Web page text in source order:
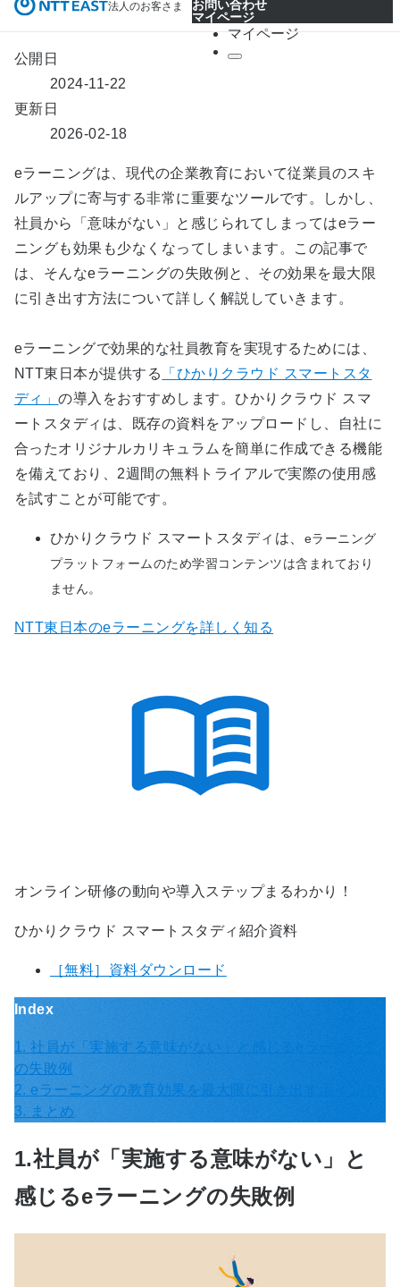
公開日
2024-11-22
更新日
2026-02-18
eラーニングは、現代の企業教育において従業員のスキ
ルアップに寄与する非常に重要なツールです。しかし、
社員から「意味がない」と感じられてしまってはeラー
ニングも効果も少なくなってしまいます。この記事で
は、そんなeラーニングの失敗例と、その効果を最大限
に引き出す方法について詳しく解説していきます。
eラーニングで効果的な社員教育を実現するためには、
NTT東日本が提供する
「ひかりクラウド スマートスタ
ディ」の導入をおすすめします。ひかりクラウド スマ
ートスタディは、既存の資料をアップロードし、自社に
合ったオリジナルカリキュラムを簡単に作成できる機能
を備えており、 2週間の無料トライアルで実際の使用感
を試すことが可能です。
ひかりクラウド スマートスタディは、 eラーニング
プラットフォームのため学習コンテンツは含まれており
ません。
NTT東日本のeラーニングを詳しく知る
オンライン研修の動向や導入ステップまるわかり！
ひかりクラウド スマートスタディ紹介資料
［無料］資料ダウンロード
Index
1. 社員が「実施する意味がない」と感じるeラーニング
の失敗例
2. eラーニングの教育効果を最大限に引き出すポイント
3. まとめ
1.社員が「実施する意味がない」と
感じるeラーニングの失敗例